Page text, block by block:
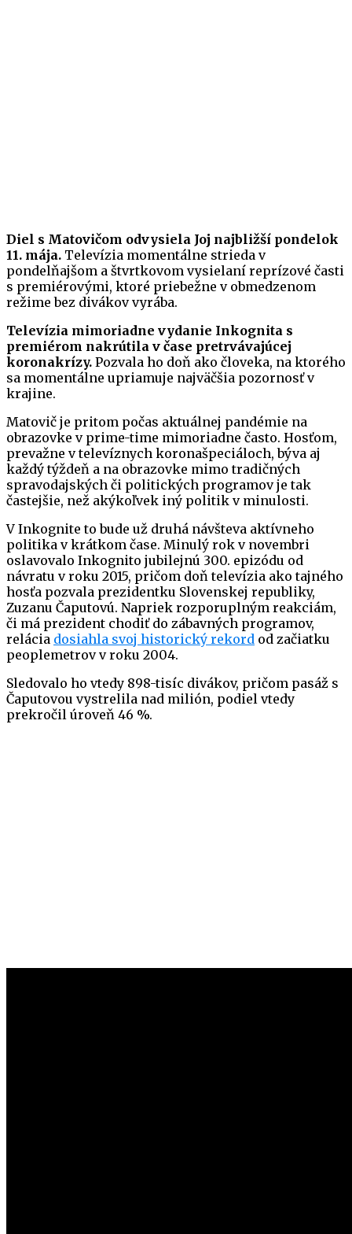
Diel s Matovičom odvysiela Joj najbližší pondelok
11. mája. Televízia momentálne strieda v
pondelňajšom a štvrtkovom vysielaní reprízové časti
s premiérovými, ktoré priebežne v obmedzenom
režime bez divákov vyrába.
Televízia mimoriadne vydanie Inkognita s
premiérom nakrútila v čase pretrvávajúcej
koronakrízy. Pozvala ho doň ako človeka, na ktorého
sa momentálne upriamuje najväčšia pozornosť v
krajine.
Matovič je pritom počas aktuálnej pandémie na
obrazovke v prime-time mimoriadne často. Hosťom,
prevažne v televíznych koronašpeciáloch, býva aj
každý týždeň a na obrazovke mimo tradičných
spravodajských či politických programov je tak
častejšie, než akýkoľvek iný politik v minulosti.
V Inkognite to bude už druhá návšteva aktívneho
politika v krátkom čase. Minulý rok v novembri
oslavovalo Inkognito jubilejnú 300. epizódu od
návratu v roku 2015, pričom doň televízia ako tajného
hosťa pozvala prezidentku Slovenskej republiky,
Zuzanu Čaputovú. Napriek rozporuplným reakciám,
či má prezident chodiť do zábavných programov,
relácia dosiahla svoj historický rekord od začiatku
peoplemetrov v roku 2004.
Sledovalo ho vtedy 898-tisíc divákov, pričom pasáž s
Čaputovou vystrelila nad milión, podiel vtedy
prekročil úroveň 46 %.